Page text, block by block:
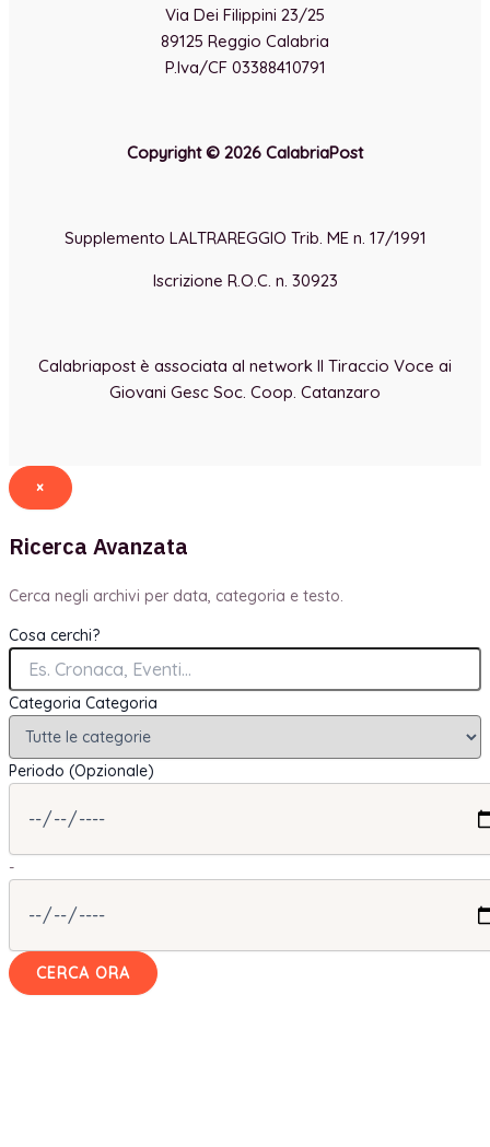
Via Dei Filippini 23/25
89125 Reggio Calabria
P.Iva/CF 03388410791
Copyright © 2026 CalabriaPost
Supplemento LALTRAREGGIO Trib. ME n. 17/1991
Iscrizione R.O.C. n. 30923
Calabriapost è associata al network Il Tiraccio Voce ai
Giovani Gesc Soc. Coop. Catanzaro
×
Ricerca Avanzata
Cerca negli archivi per data, categoria e testo.
Cosa cerchi?
Categoria Categoria
Periodo (Opzionale)
-
CERCA ORA